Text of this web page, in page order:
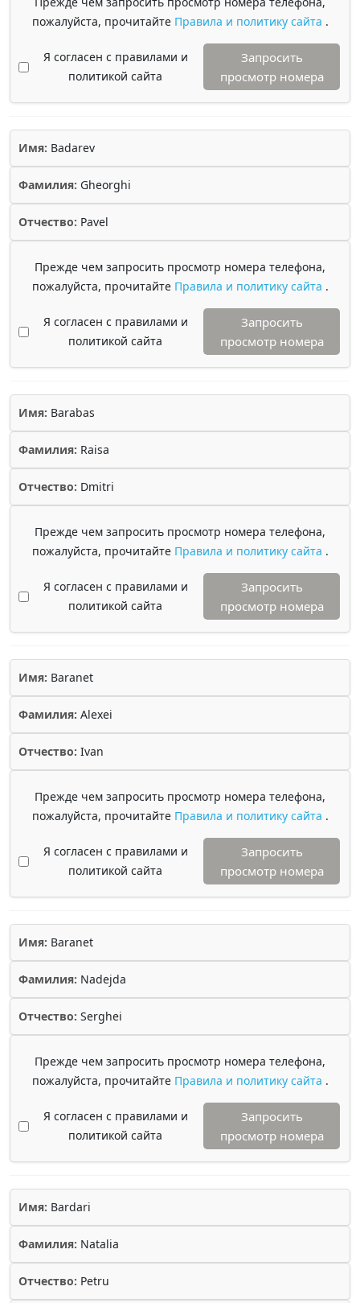
пожалуйста, прочитайте Правила и политику сайта .
Я согласен с правилами и
политикой сайта
Запросить
просмотр номера
Имя: Badarev
Фамилия: Gheorghi
Отчество: Pavel
Прежде чем запросить просмотр номера телефона,
пожалуйста, прочитайте Правила и политику сайта .
Я согласен с правилами и
политикой сайта
Запросить
просмотр номера
Имя: Barabas
Фамилия: Raisa
Отчество: Dmitri
Прежде чем запросить просмотр номера телефона,
пожалуйста, прочитайте Правила и политику сайта .
Я согласен с правилами и
политикой сайта
Запросить
просмотр номера
Имя: Baranet
Фамилия: Alexei
Отчество: Ivan
Прежде чем запросить просмотр номера телефона,
пожалуйста, прочитайте Правила и политику сайта .
Я согласен с правилами и
политикой сайта
Запросить
просмотр номера
Имя: Baranet
Фамилия: Nadejda
Отчество: Serghei
Прежде чем запросить просмотр номера телефона,
пожалуйста, прочитайте Правила и политику сайта .
Я согласен с правилами и
политикой сайта
Запросить
просмотр номера
Имя: Bardari
Фамилия: Natalia
Отчество: Petru